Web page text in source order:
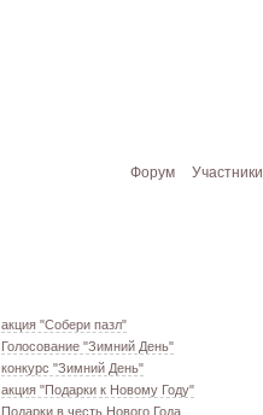
Форум Участники
акция "Собери пазл"
Голосование "Зимний День"
конкурс "Зимний День"
акция "Подарки к Новому Году"
Подарки в честь Нового Года